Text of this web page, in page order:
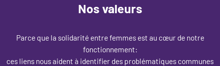
Nos valeurs
Parce que la solidarité entre femmes est au cœur de notre
fonctionnement:
ces liens nous aident à identifier des problématiques communes